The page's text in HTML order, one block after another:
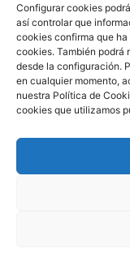
Configurar cookies
así controlar que
cookies confirma que
cookies. También podrá
desde la configuración.
en cualquier momento,
nuestra Política de
cookies que utilizamos